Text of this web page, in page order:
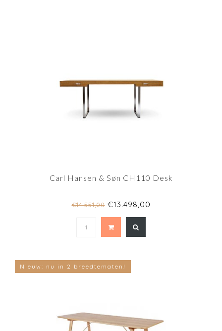
Carl Hansen & Søn CH110 Desk
€14.551,00€13.498,00
Nieuw: nu in 2 breedtematen!